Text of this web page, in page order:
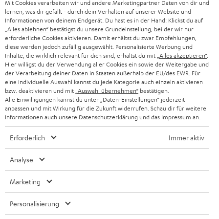
SMART HOME
BLUETOOTH-LAUTSPRECHER
KOPFHÖRER
BLUETOOTH-KOPFHÖRER
STEREOANLAGEN
LAUTSPRECHER
ULTIMA-SERIE
IN-EAR-KOPFHÖRER
FANSHOP
NEUHEITEN
GESCHÄFTSKUNDEN
PARTNERPROGRAMM
BLOG
NEWSLETTER
STORES
DEINE VORTEILE BEI TEUFEL
UNSER MANAGEMENT
NACHHALTIGKEIT
UNSERE WERTE
ÖSTERREICH
SCHWEIZ
NIEDERLANDE
BELGIEN
FRANKREICH
POLEN
SPANIEN
ITALIEN
Technische Änderungen, Tippfehler und Irrtum vorbehalten. Das auf unseren
Fotos abgebildete Zubehör ist nicht im Lieferumfang enthalten. Etwaige
Mit Cookies verarbeiten wir und andere Marketingpartner Daten von dir und
lernen, was dir gefällt - durch dein Verhalten auf unserer Website und
Informationen von deinem Endgerät. Du hast es in der Hand: Klickst du auf
„Alles ablehnen“ bestätigst du unsere Grundeinstellung, bei der wir nur
erforderliche Cookies aktivieren. Damit erhältst du zwar Empfehlungen,
diese werden jedoch zufällig ausgewählt. Personalisierte Werbung und
Inhalte, die wirklich relevant für dich sind, erhältst du mit „Alles akzeptieren“.
Hier willigst du der Verwendung aller Cookies ein sowie der Weitergabe und
der Verarbeitung deiner Daten in Staaten außerhalb der EU/des EWR. Für
eine individuelle Auswahl kannst du jede Kategorie auch einzeln aktivieren
bzw. deaktivieren und mit „Auswahl übernehmen“ bestätigen.
Alle Einwilligungen kannst du unter „Daten-Einstellungen“ jederzeit
anpassen und mit Wirkung für die Zukunft widerrufen. Schau dir für weitere
Informationen auch unsere Datenschutzerklärung und das Impressum an.
Erforderlich Immer aktiv
Analyse
Marketing
Personalisierung